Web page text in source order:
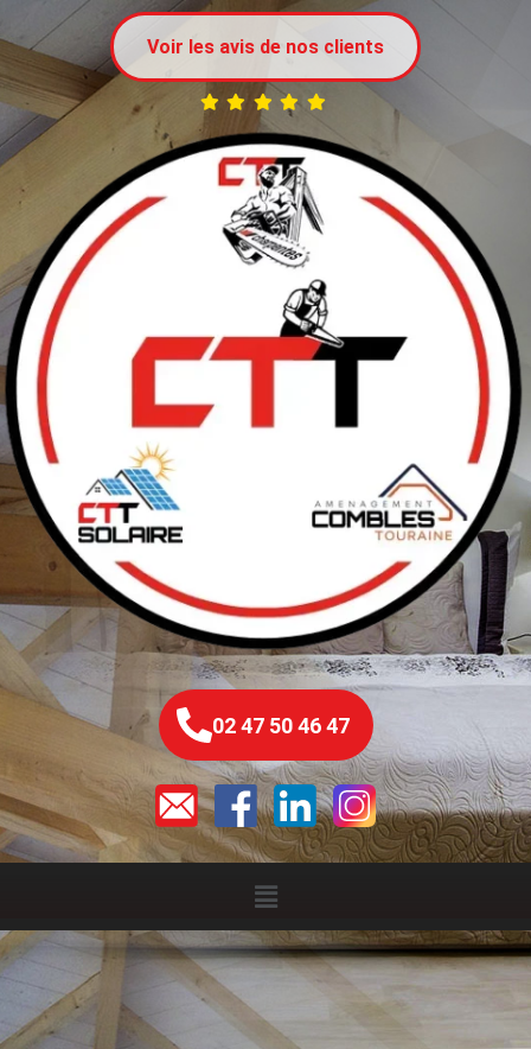
Voir les avis de nos clients
02 47 50 46 47